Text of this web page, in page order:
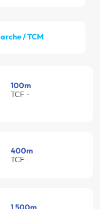
/ TCM
100m
TCF -
400m
TCF -
1 500m